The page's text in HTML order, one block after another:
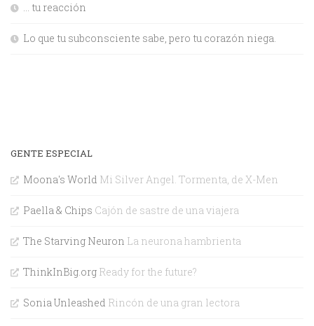
… tu reacción
Lo que tu subconsciente sabe, pero tu corazón niega.
GENTE ESPECIAL
Moona's World Mi Silver Angel. Tormenta, de X-Men
Paella & Chips Cajón de sastre de una viajera
The Starving Neuron La neurona hambrienta
ThinkInBig.org Ready for the future?
Sonia Unleashed Rincón de una gran lectora